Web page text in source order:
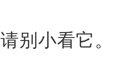
请别小看它。